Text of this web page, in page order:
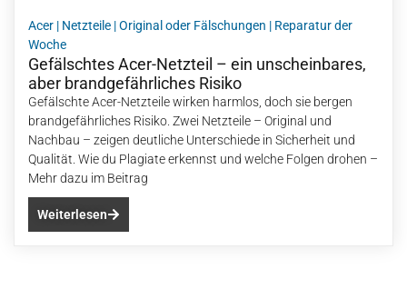
Acer | Netzteile |Original oder Fälschungen | Reparatur der
Woche
Gefälschtes Acer-Netzteil – ein unscheinbares,
aber brandgefährliches Risiko
Gefälschte Acer-Netzteile wirken harmlos, doch sie bergen
brandgefährliches Risiko. Zwei Netzteile – Original und
Nachbau – zeigen deutliche Unterschiede in Sicherheit und
Qualität. Wie du Plagiate erkennst und welche Folgen drohen –
Mehr dazu im Beitrag
Weiterlesen